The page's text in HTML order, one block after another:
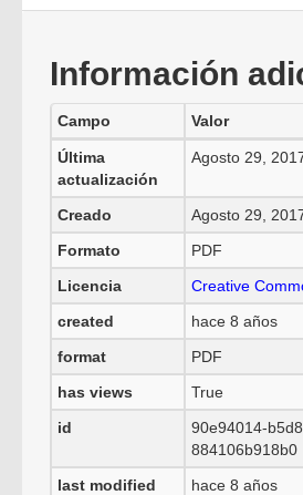
Información
Campo Valor
Última
actualización
Agosto 29,
Creado
Agosto 29,
Formato
PDF
Licencia
Creative
created
hace 8 años
format
PDF
has views
True
id
90e94014-
884106b918b0
last modified
hace 8 años